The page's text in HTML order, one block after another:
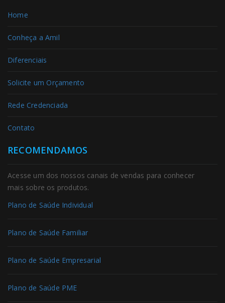
Home
Conheça a Amil
Diferenciais
Solicite um Orçamento
Rede Credenciada
Contato
RECOMENDAMOS
Acesse um dos nossos canais de vendas para conhecer
mais sobre os produtos.
Plano de Saúde Individual
Plano de Saúde Familiar
Plano de Saúde Empresarial
Plano de Saúde PME